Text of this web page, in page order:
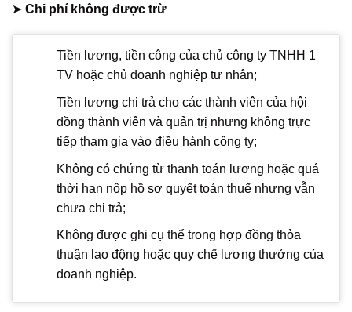
➤ Chi phí không được trừ
Tiền lương, tiền công của chủ công ty TNHH 1
TV hoặc chủ doanh nghiệp tư nhân;
Tiền lương chi trả cho các thành viên của hội
đồng thành viên và quản trị nhưng không trực
tiếp tham gia vào điều hành công ty;
Không có chứng từ thanh toán lương hoặc quá
thời hạn nộp hồ sơ quyết toán thuế nhưng vẫn
chưa chi trả;
Không được ghi cụ thể trong hợp đồng thỏa
thuận lao động hoặc quy chế lương thưởng của
doanh nghiệp.